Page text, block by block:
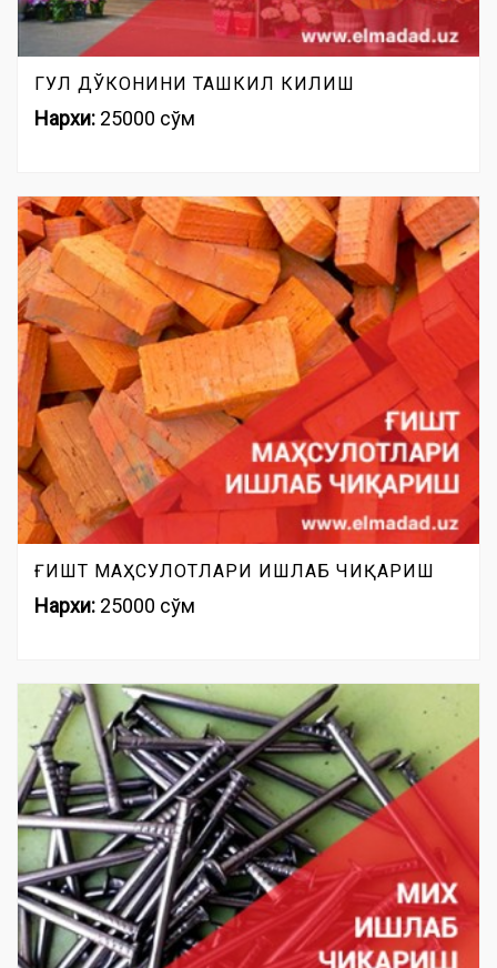
ГУЛ ДЎКОНИНИ ТАШКИЛ КИЛИШ
Нархи: 25000 сўм
ҒИШТ МАҲСУЛОТЛАРИ ИШЛАБ ЧИҚАРИШ
Нархи: 25000 сўм